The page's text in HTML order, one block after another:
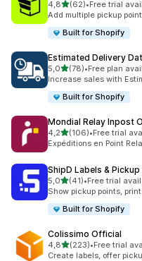
4,8de 5 estrelas
(62)
62 total de avaliações
•Free trial
Add multiple pickup
Built for Shopify
Estimated Delivery
5,0de 5 estrelas
(78)
78 total de avaliações
•Free plan
Increase sales with
Built for Shopify
Mondial Relay Inpost
4,2de 5 estrelas
(106)
106 total de avaliações
•Free trial
Expéditions en Point
ShipD Labels &
5,0de 5 estrelas
(41)
41 total de avaliações
•Free trial
Show pickup points,
Built for Shopify
Colissimo Official
4,8de 5 estrelas
(223)
223 total de avaliações
•Free trial
Create labels, offer